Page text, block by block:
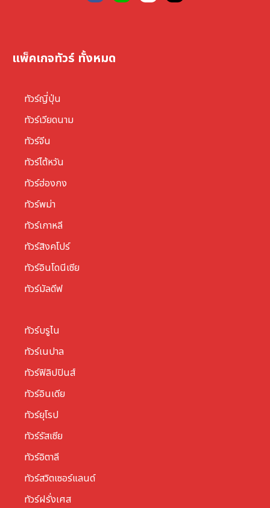
แพ็คเกจทัวร์ ทั้งหมด
ทัวร์ญี่ปุ่น
ทัวร์เวียดนาม
ทัวร์จีน
ทัวร์ไต้หวัน
ทัวร์ฮ่องกง
ทัวร์พม่า
ทัวร์เกาหลี
ทัวร์สิงคโปร์
ทัวร์อินโดนีเซีย
ทัวร์มัลดีฟ
ทัวร์บรูไน
ทัวร์เนปาล
ทัวร์ฟิลิปปินส์
ทัวร์อินเดีย
ทัวร์ยุโรป
ทัวร์รัสเซีย
ทัวร์อิตาลี
ทัวร์สวิตเซอร์แลนด์
ทัวร์ฝรั่งเศส